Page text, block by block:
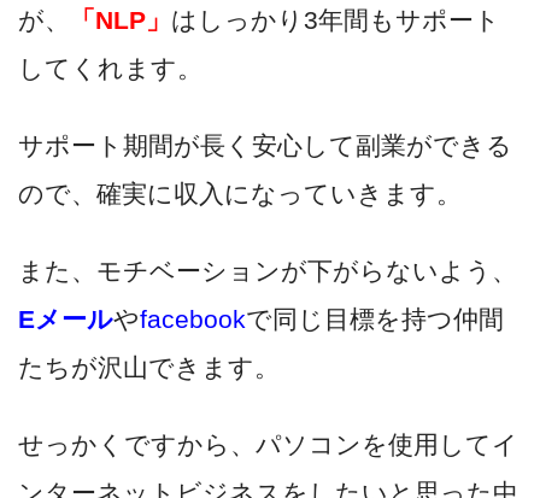
が、
「NLP」 はしっかり3年間もサポート
してくれます。
サポート期間が長く安心して副業ができる
ので、確実に収入になっていきます。
また、モチベーションが下がらないよう、
Eメールやfacebookで同じ目標を持つ仲間
たちが沢山できます。
せっかくですから、パソコンを使用してイ